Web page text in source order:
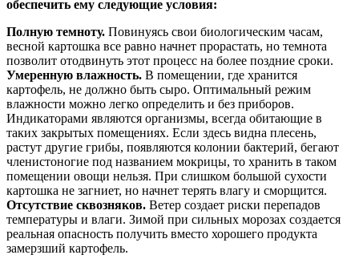
обеспечить ему следующие условия:
Полную темноту. Повинуясь свои биологическим часам,
весной картошка все равно начнет прорастать, но темнота
позволит отодвинуть этот процесс на более поздние сроки.
Умеренную влажность. В помещении, где хранится
картофель, не должно быть сыро. Оптимальный режим
влажности можно легко определить и без приборов.
Индикаторами являются организмы, всегда обитающие в
таких закрытых помещениях. Если здесь видна плесень,
растут другие грибы, появляются колонии бактерий, бегают
членистоногие под названием мокрицы, то хранить в таком
помещении овощи нельзя. При слишком большой сухости
картошка не загниет, но начнет терять влагу и сморщится.
Отсутствие сквозняков. Ветер создает риски перепадов
температуры и влаги. Зимой при сильных морозах создается
реальная опасность получить вместо хорошего продукта
замерзший картофель.